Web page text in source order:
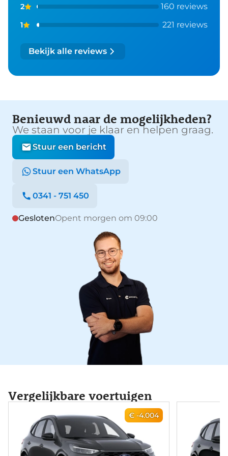
2 160 reviews
1 221 reviews
Bekijk alle reviews
Benieuwd naar de mogelijkheden?
We staan voor je klaar en helpen graag.
Stuur een bericht
Stuur een WhatsApp
0341 - 751 450
GeslotenOpent morgen om 09:00
Vergelijkbare voertuigen
€ -4.004